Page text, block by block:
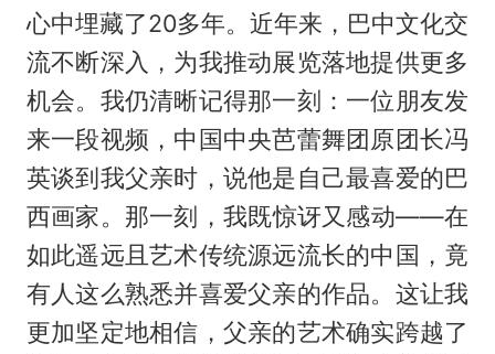
心中埋藏了20多年。近年来，巴中文化交
流不断深入，为我推动展览落地提供更多
机会。我仍清晰记得那一刻：一位朋友发
来一段视频，中国中央芭蕾舞团原团长冯
英谈到我父亲时，说他是自己最喜爱的巴
西画家。那一刻，我既惊讶又感动——在
如此遥远且艺术传统源远流长的中国，竟
有人这么熟悉并喜爱父亲的作品。这让我
更加坚定地相信，父亲的艺术确实跨越了